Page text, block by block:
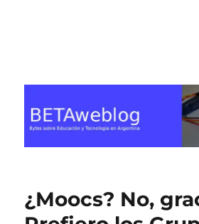
¿Moocs? No,